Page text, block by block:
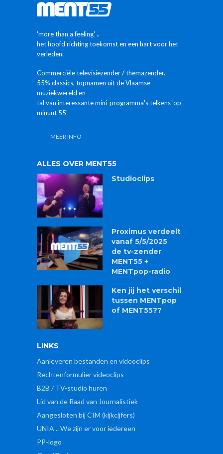
'more than a feeling' ..
het hoofd richting toekomst en een hart voor het
verleden.
Commerciële televisiezender / themazender.
55% classics, topnamen uit de Vlaamse
muziekwereld en
tal van interessante mini-programma's telkens 'op
minuut 55'
MEER INFO
ALLES OVER MENT55
Studioclips
Proximus verdeelt
vanaf 5/5/2025
de tv-zender
MENT55 +
MENTpop-radio
Ken jij het verschil
tussen MENTpop
of MENT55??
LINKS
Aanleveren bestanden en videoclips
Rechtenformulier videoclips
B2B / TV-studio huren
Lid van de Raad van Journalistiek
Aangesloten bij CIM (kijkcijfers)
UNIA .. We zijn er voor iedereen
PP-logo